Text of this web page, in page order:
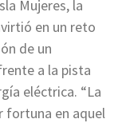
Mujeres, la
en un reto
de un
a la pista
eléctrica. “La
fortuna en aquel